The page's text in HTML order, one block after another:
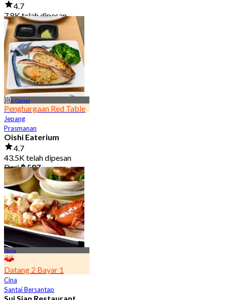
4.7
7.8K telah dipesan
Dari฿ 950
6 Outlet
Penghargaan Red Table
Jepang
Prasmanan
Oishi Eaterium
4.7
43.5K telah dipesan
Dari฿ 587
Nana
Datang 2 Bayar 1
Cina
Santai Bersantap
Sui Sian Restaurant